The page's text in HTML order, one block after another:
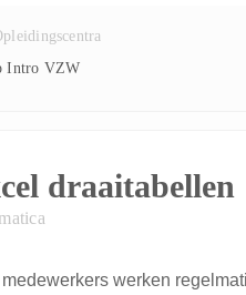
Intro VZW
draaitabellen
werken